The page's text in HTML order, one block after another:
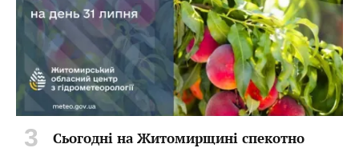
Сьогодні на Житомирщині спекотно